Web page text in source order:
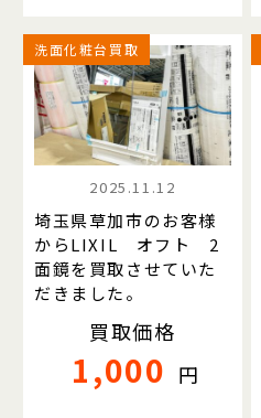
洗面化粧台買取
2025.11.12
埼玉県草加市のお客様
からLIXIL オフト 2
面鏡を買取させていた
だきました。
買取価格
1,000 円